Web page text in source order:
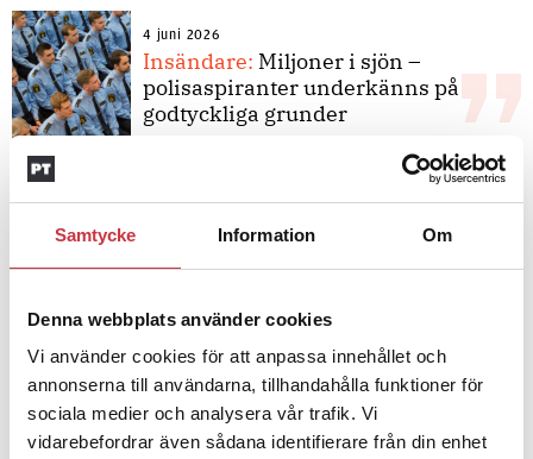
Samtycke Information Om
Denna webbplats använder cookies
Vi använder cookies för att anpassa innehållet och
annonserna till användarna, tillhandahålla funktioner för
sociala medier och analysera vår trafik. Vi
vidarebefordrar även sådana identifierare från din enhet
4 juni 2026
Insändare: Miljoner i sjön –
polisaspiranter underkänns på
godtyckliga grunder
1 juni 2026
Jens Mårtensson:
Snart 20 år i tjänst
Polisregionen erkänner fel: ”Kommer
att rättas till”